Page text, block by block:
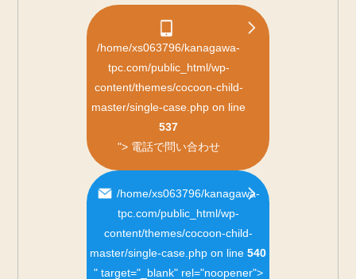
/home/xs063796/kanagawa-
tpc.com/public_html/wp-
content/themes/cocoon-child-
master/single-case.php on line
537
"> 電話で問い合わせ
/home/xs063796/kanagawa-
tpc.com/public_html/wp-
content/themes/cocoon-child-
master/single-case.php on line 540
" target="_blank" rel="noopener">